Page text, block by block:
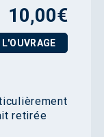
10,00€
retirée